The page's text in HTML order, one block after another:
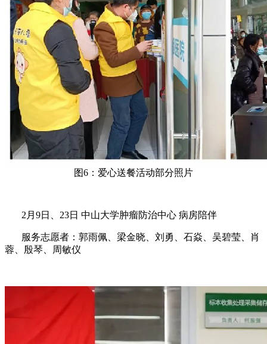
图6：爱心送餐活动部分照片
2月9日、23日 中山大学肿瘤防治中心 病房陪伴
服务志愿者：郭雨佩、梁金晓、刘勇、石焱、吴碧莹、肖
蓉、殷琴、周敏仪